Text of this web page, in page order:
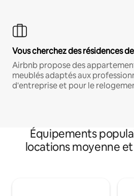
Vous cherchez des résidences
Airbnb propose des
meublés adaptés aux
d'entreprise et pour le
Équipements
locations moyenne